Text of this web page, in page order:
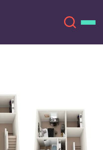
Español